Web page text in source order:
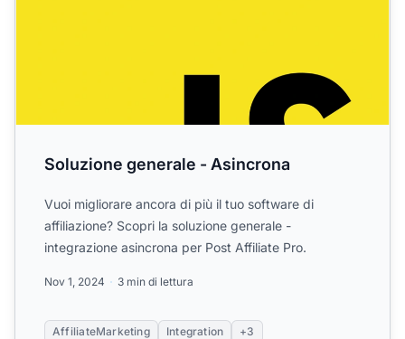
Soluzione generale - Asincrona
Vuoi migliorare ancora di più il tuo software di
affiliazione? Scopri la soluzione generale -
integrazione asincrona per Post Affiliate Pro.
Nov 1, 2024 3 min di lettura
AffiliateMarketing Integration +3